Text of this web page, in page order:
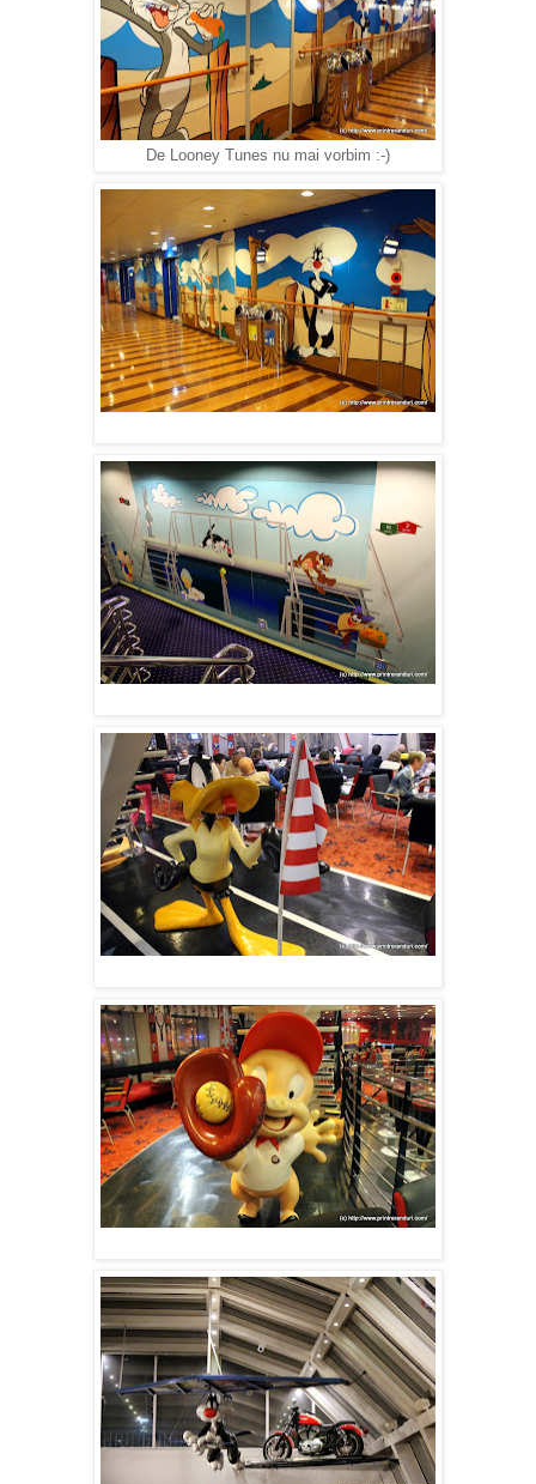
De Looney Tunes nu mai vorbim :-)